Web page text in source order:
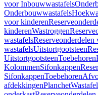
voor Inbouwwastafels
Onderbouwwastafels
voor kinderen
kinderenWastroggen
wastafelsReserveonderdelen
wastafelsUitstortgootsteen
UitstortgootsteenToebehoren
KolommenSifonkappen
SifonkappenToebehoren
afdekkingenPlanchet